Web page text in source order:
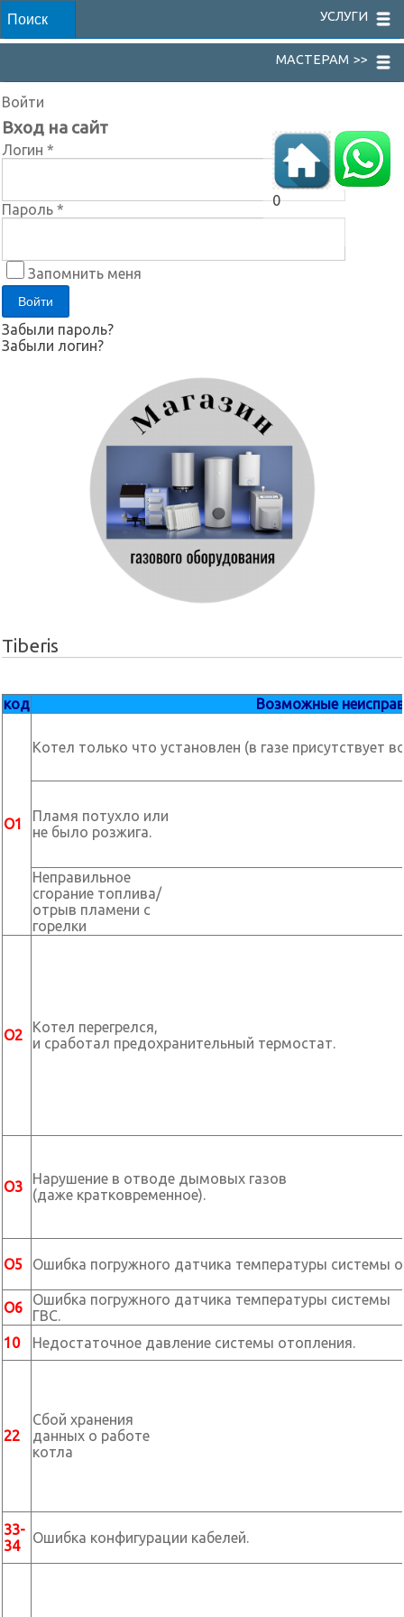
УСЛУГИ
МАСТЕРАМ >>
0
Войти
Вход на сайт
Логин *
Пароль *
Запомнить меня
Забыли пароль?
Забыли логин?
Tiberis
код Возможные
О1
Котел только что установлен (в газе присутствует
Пламя потухло или
не было розжига.
Неправильное
сгорание топлива/
отрыв пламени с
горелки
О2
Котел перегрелся,
и сработал предохранительный термостат.
О3
Нарушение в отводе дымовых газов
(даже кратковременное).
О5 Ошибка погружного датчика температуры системы
О6
Ошибка погружного датчика температуры системы
ГВС.
10
Недостаточное давление системы отопления.
22
Сбой хранения
данных о работе
котла
33-
34
Ошибка конфигурации кабелей.